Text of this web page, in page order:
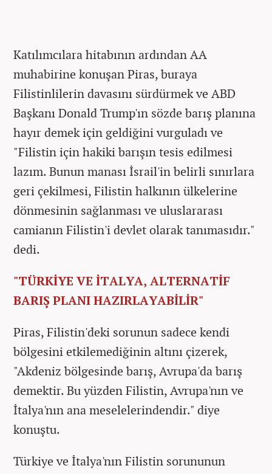
Katılımcılara hitabının ardından AA
muhabirine konuşan Piras, buraya
Filistinlilerin davasını sürdürmek ve ABD
Başkanı Donald Trump'ın sözde barış planına
hayır demek için geldiğini vurguladı ve
"Filistin için hakiki barışın tesis edilmesi
lazım. Bunun manası İsrail'in belirli sınırlara
geri çekilmesi, Filistin halkının ülkelerine
dönmesinin sağlanması ve uluslararası
camianın Filistin'i devlet olarak tanımasıdır."
dedi.
"TÜRKİYE VE İTALYA, ALTERNATİF
BARIŞ PLANI HAZIRLAYABİLİR"
Piras, Filistin'deki sorunun sadece kendi
bölgesini etkilemediğinin altını çizerek,
"Akdeniz bölgesinde barış, Avrupa'da barış
demektir. Bu yüzden Filistin, Avrupa'nın ve
İtalya'nın ana meselelerindendir." diye
konuştu.
Türkiye ve İtalya'nın Filistin sorununun